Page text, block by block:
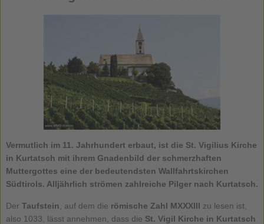
Vermutlich im 11. Jahrhundert erbaut, ist die St. Vigilius Kirche
in Kurtatsch mit ihrem Gnadenbild der schmerzhaften
Muttergottes eine der bedeutendsten Wallfahrtskirchen
Südtirols. Alljährlich strömen zahlreiche Pilger nach Kurtatsch.
Der Taufstein , auf dem die römische Zahl MXXXIII zu lesen ist,
also 1033, lässt annehmen, dass die St. Vigil Kirche in Kurtatsch